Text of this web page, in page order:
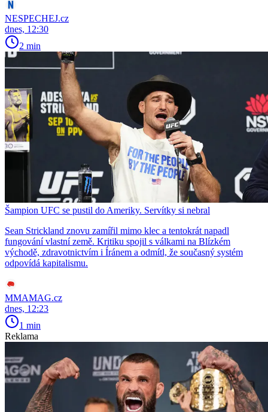
NESPECHEJ.cz
dnes, 12:30
2 min
Šampion UFC se pustil do Ameriky. Servítky si nebral
Sean Strickland znovu zamířil mimo klec a tentokrát napadl
fungování vlastní země. Kritiku spojil s válkami na Blízkém
východě, zdravotnictvím i Íránem a odmítl, že současný systém
odpovídá kapitalismu.
MMAMAG.cz
dnes, 12:23
1 min
Reklama